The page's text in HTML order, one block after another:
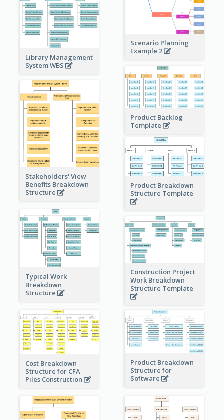
Scenario Planning
Example 2
Library Management
System WBS
Product Backlog
Template
Stakeholders' View
Benefits Breakdown
Structure
Product Breakdown
Structure Template
Typical Work
Breakdown
Structure
Construction Project
Work Breakdown
Structure Template
Cost Breakdown
Structure for CFA
Piles Construction
Product Breakdown
Structure for
Software